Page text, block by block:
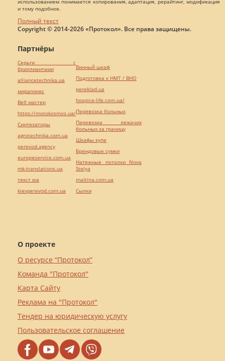
и тому подобное.
Полный текст
Copyright © 2014-2026 «Протокол». Все права защищены.
О проекте
О ресурсе “Протокол”
Команда "Протокол"
Карта Сайту
Реклама на "Протокол"
Тендер на юридическую услугу
Пользовательское соглашение
Партнёры
Серьги с
бриллиантами
alliancetechnika.ua
миралинкс
Веб мастер
https://motokosmos.ua/
Синтезаторы
agrotechnika.com.ua
perevod.agency
europeservice.com.ua
mk-translations.ua
текст юа
kievperevod.com.ua
Винный шкаф
Подготовка к НМТ / ВНО
pereklad.ua
hospice-life.com.ua/
Перевозка больных
Перевозка лежачих
больных за границу
Шкафы купе
Брендовые сумки
Натяжные потолки Nova
Stelya
maltina.com.ua
Cылки